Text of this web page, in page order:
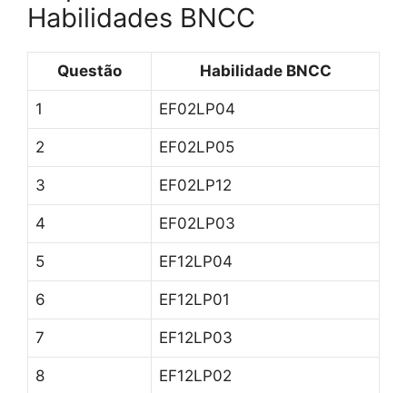
Habilidades BNCC
Questão Habilidade BNCC
1 EF02LP04
2 EF02LP05
3 EF02LP12
4 EF02LP03
5 EF12LP04
6 EF12LP01
7 EF12LP03
8 EF12LP02